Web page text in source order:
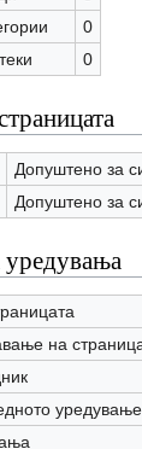
0
0
Допуштено за
Допуштено за
уредувања
на
уредување